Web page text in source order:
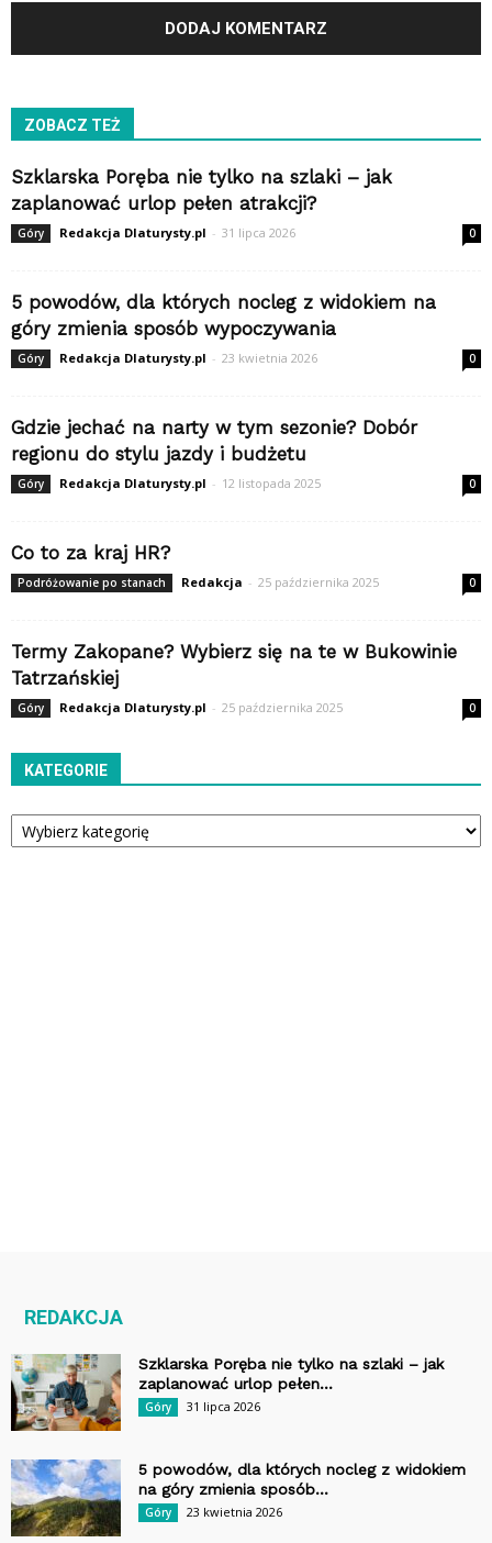
ZOBACZ TEŻ
Szklarska Poręba nie tylko na szlaki – jak
zaplanować urlop pełen atrakcji?
Góry Redakcja Dlaturysty.pl - 31 lipca 2026 0
5 powodów, dla których nocleg z widokiem na
góry zmienia sposób wypoczywania
Góry Redakcja Dlaturysty.pl - 23 kwietnia 2026 0
Gdzie jechać na narty w tym sezonie? Dobór
regionu do stylu jazdy i budżetu
Góry Redakcja Dlaturysty.pl - 12 listopada 2025 0
Co to za kraj HR?
Podróżowanie po stanach Redakcja - 25 października 2025 0
Termy Zakopane? Wybierz się na te w Bukowinie
Tatrzańskiej
Góry Redakcja Dlaturysty.pl - 25 października 2025 0
KATEGORIE
Kategorie
REDAKCJA
Szklarska Poręba nie tylko na szlaki – jak
zaplanować urlop pełen...
Góry 31 lipca 2026
5 powodów, dla których nocleg z widokiem
na góry zmienia sposób...
Góry 23 kwietnia 2026